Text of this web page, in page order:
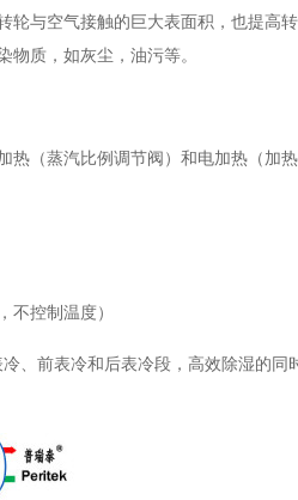
轮与空气接触的巨大表面积，也提高转
，如灰尘，油污等。
（蒸汽比例调节阀）和电加热（加热器
不控制温度）
、前表冷和后表冷段，高效除湿的